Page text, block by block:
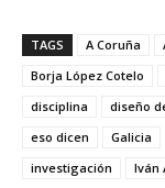
TAGS A Coruña
Borja López Cotelo
disciplina
diseño
eso dicen
Galicia
investigación
Iván